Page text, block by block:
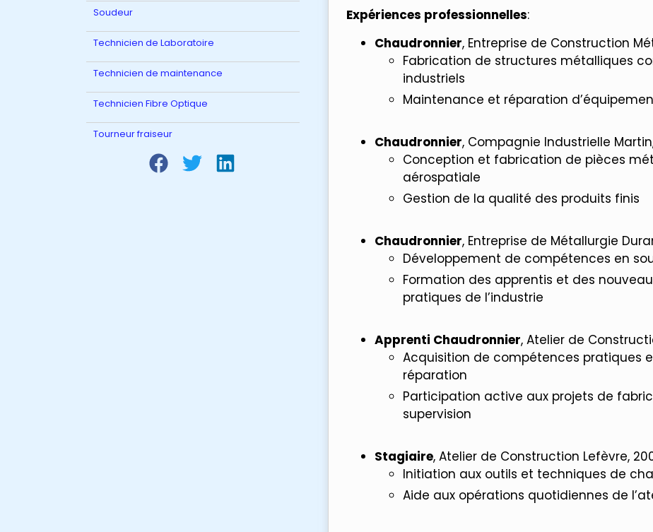
Soudeur
Technicien de Laboratoire
Technicien de maintenance
Technicien Fibre Optique
Tourneur fraiseur
Expériences professionnelles:
Chaudronnier, Entreprise de Construction
Fabrication de structures métalliques
industriels
Maintenance et réparation
Chaudronnier, Compagnie Industrielle Martin,
Conception et fabrication de pièces
aérospatiale
Gestion de la qualité des produits finis
Chaudronnier, Entreprise de Métallurgie
Développement de compétences en
Formation des apprentis et des
pratiques de l’industrie
Apprenti Chaudronnier, Atelier de
Acquisition de compétences pratiques
réparation
Participation active aux projets de
supervision
Stagiaire, Atelier de Construction Lefèvre,
Initiation aux outils et techniques de
Aide aux opérations quotidiennes de